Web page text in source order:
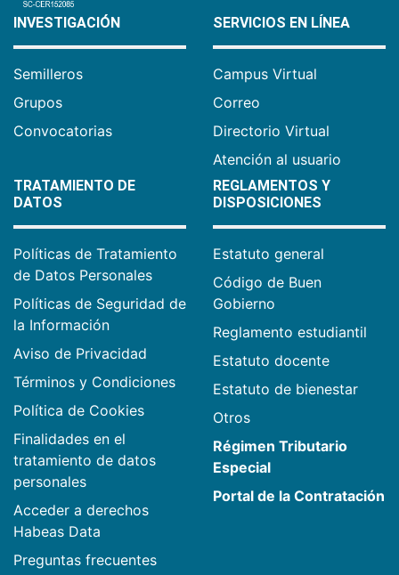
INVESTIGACIÓN
Semilleros
Grupos
Convocatorias
SERVICIOS EN LÍNEA
Campus Virtual
Correo
Directorio Virtual
Atención al usuario
TRATAMIENTO DE
DATOS
Políticas de Tratamiento
de Datos Personales
Políticas de Seguridad de
la Información
Aviso de Privacidad
Términos y Condiciones
Política de Cookies
Finalidades en el
tratamiento de datos
personales
Acceder a derechos
Habeas Data
Preguntas frecuentes
REGLAMENTOS Y
DISPOSICIONES
Estatuto general
Código de Buen
Gobierno
Reglamento estudiantil
Estatuto docente
Estatuto de bienestar
Otros
Régimen Tributario
Especial
Portal de la Contratación